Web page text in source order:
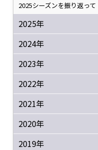
2025シーズンを振り返って
2025年
2024年
2023年
2022年
2021年
2020年
2019年